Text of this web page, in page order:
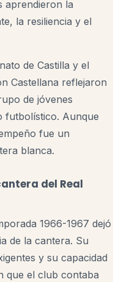
aprendieron la
la resiliencia y el
de Castilla y el
Castellana reflejaron
de jóvenes
futbolístico. Aunque
fue un
blanca.
del Real
1966-1967 dejó
de la cantera. Su
y su capacidad
que el club contaba